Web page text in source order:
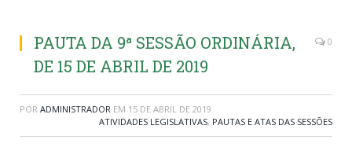
PAUTA DA 9ª SESSÃO ORDINÁRIA,
DE 15 DE ABRIL DE 2019
0
POR ADMINISTRADOR EM 15 DE ABRIL DE 2019
ATIVIDADES LEGISLATIVAS, PAUTAS E ATAS DAS SESSÕES